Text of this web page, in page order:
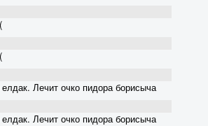
Лечит очко пидора борисыча
Лечит очко пидора борисыча